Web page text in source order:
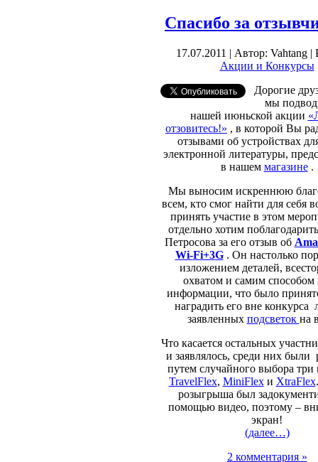
Спасибо за
17.07.2011 | Автор: Vahtang |
Акции и Конкурсы
Дорогие
мы
нашей июньской акции
отзовитесь!» , в которой Вы
отзывами об устройствах
электронной литературы,
в нашем магазине.
Мы выносим искреннюю
всем, кто смог найти для себя
принять участие в этом
отдельно хотим
Петросова за его отзыв об
Wi-Fi+3G. Он настолько
изложением деталей,
охватом и самим способом
информации, что было
наградить его вне конкурса
заявленных подсветок на
Что касается остальных
и заявлялось, среди них были
путем случайного выбора три
TravelFlex, MiniFlexи XtraFlex
розыгрыша был
помощью видео, поэтому –
экран!
(далее…)
2 комментария »